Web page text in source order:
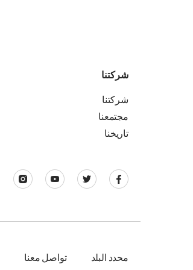
شركتنا
شركتنا
مجتمعنا
تاريخنا
محدد البلد تواصل معنا